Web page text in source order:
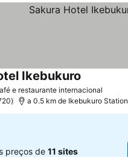
e restaurante internacional
Ikebukuro
a 0.5 km de Ikebukuro Station
preços de 11 sites